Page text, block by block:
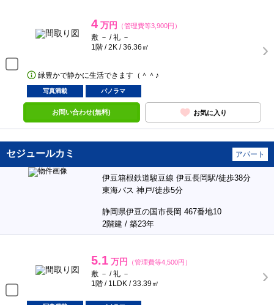
4 万円 （管理費等3,900円）
敷 － / 礼 －
1階 / 2K / 36.36㎡
緑豊かで静かに生活できます（＾＾♪
写真満載 パノラマ
お問い合わせ(無料) お気に入り
セジュールカミ アパート
伊豆箱根鉄道駿豆線 伊豆長岡駅/徒歩38分
東海バス 神戸/徒歩5分
静岡県伊豆の国市長岡 467番地10
2階建 / 築23年
5.1 万円 （管理費等4,500円）
敷 － / 礼 －
1階 / 1LDK / 33.39㎡